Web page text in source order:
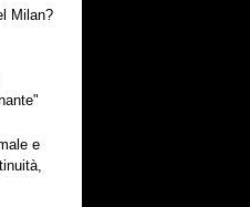
Milan?
e